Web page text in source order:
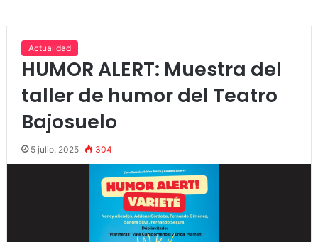
Actualidad
HUMOR ALERT: Muestra del
taller de humor del Teatro
Bajosuelo
5 julio, 2025 304